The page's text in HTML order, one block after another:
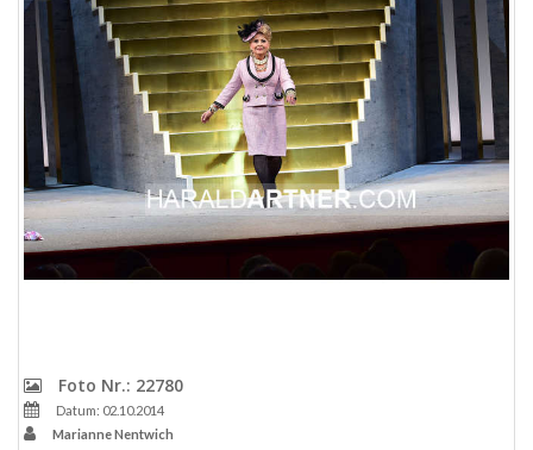
Foto Nr.: 22780
Datum: 02.10.2014
Marianne Nentwich